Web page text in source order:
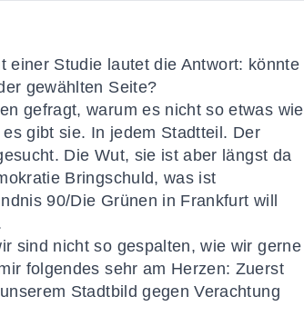
Studie lautet die Antwort: könnte
gewählten Seite?
gefragt, warum es nicht so etwas wie
gibt sie. In jedem Stadtteil. Der
Die Wut, sie ist aber längst da
Bringschuld, was ist
90/Die Grünen in Frankfurt will
sind nicht so gespalten, wie wir gerne
folgendes sehr am Herzen: Zuerst
Stadtbild gegen Verachtung